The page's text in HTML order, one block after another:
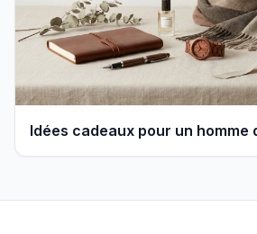
Idées cadeaux pour un homme